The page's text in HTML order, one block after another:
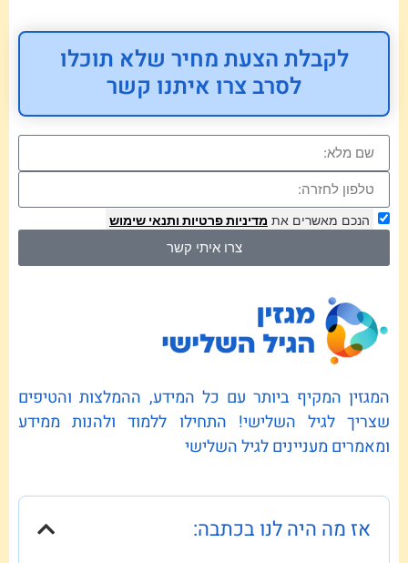
לקבלת הצעת מחיר שלא תוכלו
לסרב צרו איתנו קשר
הנכם מאשרים את מדיניות פרטיות ותנאי שימוש
צרו איתי קשר
המגזין המקיף ביותר עם כל המידע, ההמלצות והטיפים
שצריך לגיל השלישי! התחילו ללמוד ולהנות ממידע
ומאמרים מעניינים לגיל השלישי
אז מה היה לנו בכתבה: